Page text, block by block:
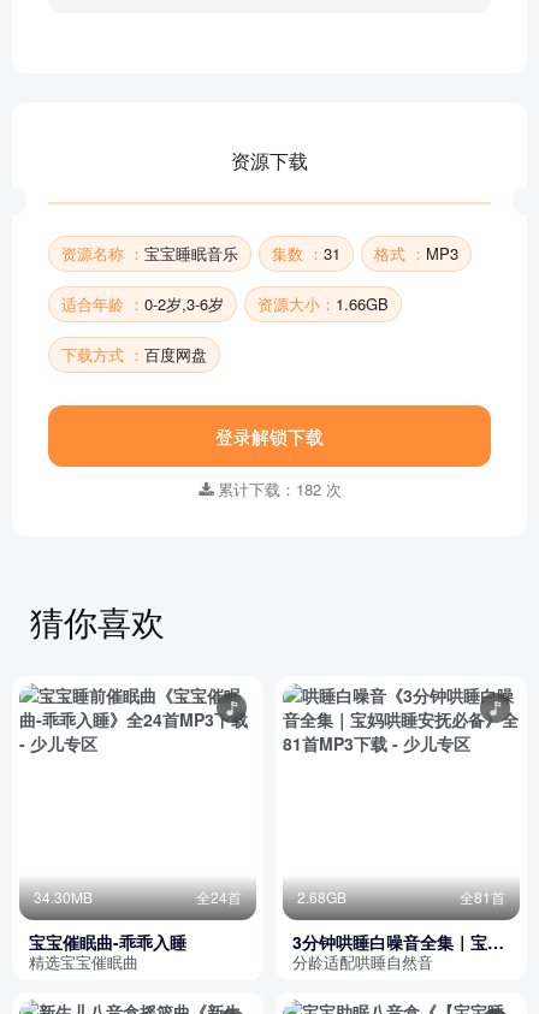
宝宝睡眠音乐02
部分目录展示 ▶ 下载后解锁 31 首完整音频
资源下载
资源名称 ： 宝宝睡眠音乐 集数 ： 31 格式 ： MP3
适合年龄 ： 0-2岁,3-6岁 资源大小： 1.66GB
下载方式 ： 百度网盘
登录解锁下载
累计下载：182 次
猜你喜欢
34.30MB 全24首
宝宝催眠曲-乖乖入睡
精选宝宝催眠曲
2.68GB 全81首
3分钟哄睡白噪音全集｜宝妈
哄睡安抚必备
分龄适配哄睡自然音